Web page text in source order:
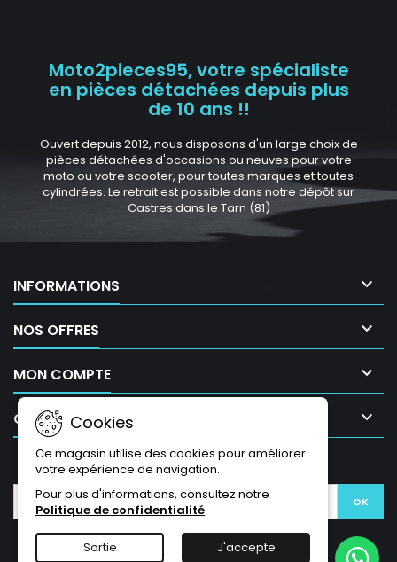
Moto2pieces95, votre spécialiste
en pièces détachées depuis plus
de 10 ans !!
Ouvert depuis 2012, nous disposons d'un large choix de
pièces détachées d'occasions ou neuves pour votre
moto ou votre scooter, pour toutes marques et toutes
cylindrées. Le retrait est possible dans notre dépôt sur
Castres dans le Tarn (81)
INFORMATIONS 
NOS OFFRES 
MON COMPTE 
CONTACT 
Cookies
Ce magasin utilise des cookies pour améliorer
votre expérience de navigation.
Pour plus d'informations, consultez notre
Politique de confidentialité.
Sortie J'accepte
LETTRE D'INFORMATIONS